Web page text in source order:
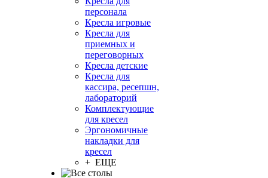
персонала
Кресла игровые
Кресла для
приемных и
переговорных
Кресла детские
Кресла для
кассира, ресепшн,
лабораторий
Комплектующие
для кресел
Эргономичные
накладки для
кресел
+ ЕЩЕ